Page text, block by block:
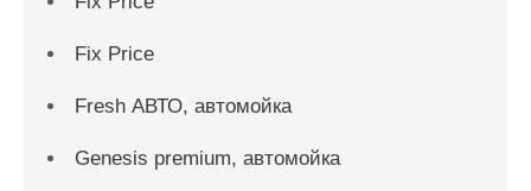
Fix Price
Fresh АВТО, автомойка
Genesis premium, автомойка